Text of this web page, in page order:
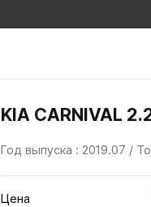
KIA CARNIVAL
Год выпуска : 2019.07 /
Цена